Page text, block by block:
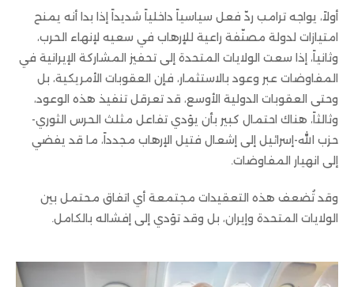
أولاً، يواجه ترامب ردّ فعل سياسياً داخلياً شديداً إذا بدا أنه يمنح
امتيازات لدولة مصنّفة راعية للإرهاب في سعيه لإنهاء الحرب،
وثانياً، إذا سعت الولايات المتحدة إلى تحفيز المشاركة الإيرانية في
المفاوضات عبر وعود بالاستثمار، فإن العقوبات الأمريكية، بل
وحتى العقوبات الدولية الأوسع، قد تعرقل تنفيذ هذه الوعود،
وثالثاً، هناك احتمال كبير بأن يؤدي تفاعل مثلث الحرس الثوري-
حزب الله-إسرائيل إلى إشعال فتيل الإرهاب مجدداً، ما قد يفضي
إلى انهيار المفاوضات.
وقد تُضعف هذه التعقيدات مجتمعة أي اتفاق محتمل بين
الولايات المتحدة وإيران، بل وقد تؤدي إلى إفشاله بالكامل.